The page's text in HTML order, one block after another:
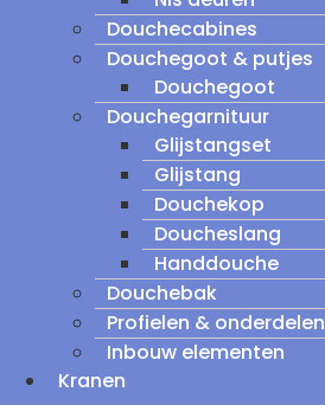
Douchecabines
Douchegoot & putjes
Douchegoot
Douchegarnituur
Glijstangset
Glijstang
Douchekop
Doucheslang
Handdouche
Douchebak
Profielen & onderdelen
Inbouw elementen
Kranen